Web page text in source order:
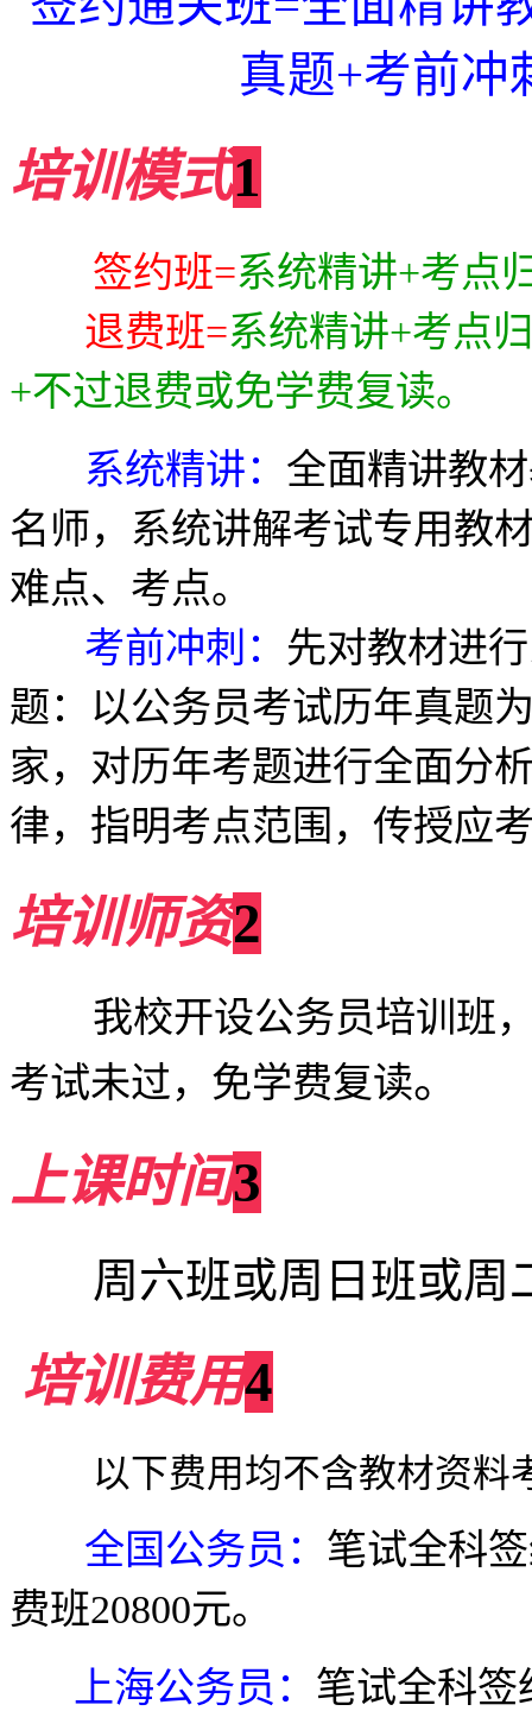
真题+考前冲
培训模式1
签约班=系统精讲+考点
退费班=系统精讲+考点
+不过退费或免学费复读。
系统精讲： 全面精讲教
名师，系统讲解考试专用教
难点、考点。
考前冲刺： 先对教材进
题：以公务员考试历年真题
家，对历年考题进行全面分
律，指明考点范围，传授应
培训师资2
我校开设公务员培训班
考试未过，免学费复读。
上课时间3
周六班或周日班或周
培训费用4
以下费用均不含教材资料
全国公务员 ： 笔试全科
费班20800元。
上海公务员： 笔试全科签